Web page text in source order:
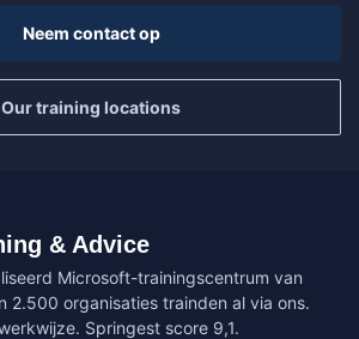
Neem contact op
Our training locations
& Advice
Microsoft-trainingscentrum van
2.500 organisaties trainden al via ons.
Springest score 9,1.